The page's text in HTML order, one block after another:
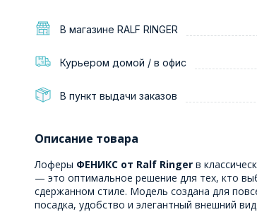
В магазине RALF RINGER
Курьером домой / в офис
В пункт выдачи заказов
Описание товара
Лоферы ФЕНИКС от Ralf Ringer в
— это оптимальное решение для тех, кто
сдержанном стиле. Модель создана для
посадка, удобство и элегантный внешний